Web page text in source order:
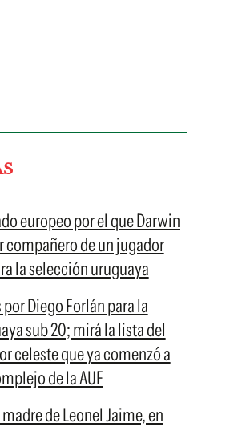
europeo por el que Darwin
compañero de un jugador
la selección uruguaya
Diego Forlán para la
sub 20; mirá la lista del
celeste que ya comenzó a
de la AUF
de Leonel Jaime, en